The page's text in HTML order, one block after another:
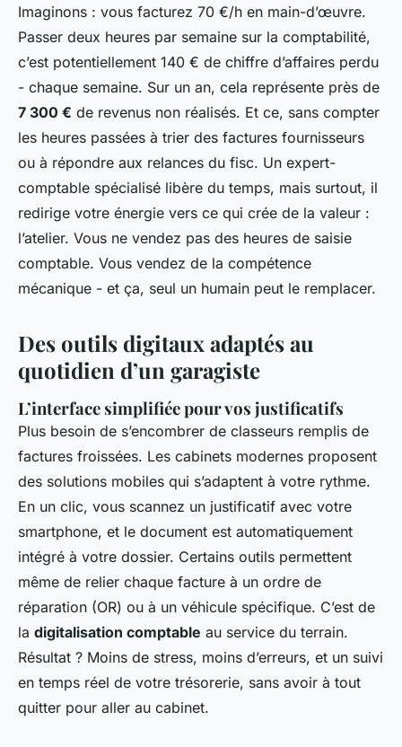
Imaginons : vous facturez 70 €/h en main-d’œuvre.
Passer deux heures par semaine sur la comptabilité,
c’est potentiellement 140 € de chiffre d’affaires perdu
- chaque semaine. Sur un an, cela représente près de
7 300 € de revenus non réalisés. Et ce, sans compter
les heures passées à trier des factures fournisseurs
ou à répondre aux relances du fisc. Un expert-
comptable spécialisé libère du temps, mais surtout, il
redirige votre énergie vers ce qui crée de la valeur :
l’atelier. Vous ne vendez pas des heures de saisie
comptable. Vous vendez de la compétence
mécanique - et ça, seul un humain peut le remplacer.
Des outils digitaux adaptés au
quotidien d’un garagiste
L’interface simplifiée pour vos justificatifs
Plus besoin de s’encombrer de classeurs remplis de
factures froissées. Les cabinets modernes proposent
des solutions mobiles qui s’adaptent à votre rythme.
En un clic, vous scannez un justificatif avec votre
smartphone, et le document est automatiquement
intégré à votre dossier. Certains outils permettent
même de relier chaque facture à un ordre de
réparation (OR) ou à un véhicule spécifique. C’est de
la digitalisation comptable au service du terrain.
Résultat ? Moins de stress, moins d’erreurs, et un suivi
en temps réel de votre trésorerie, sans avoir à tout
quitter pour aller au cabinet.